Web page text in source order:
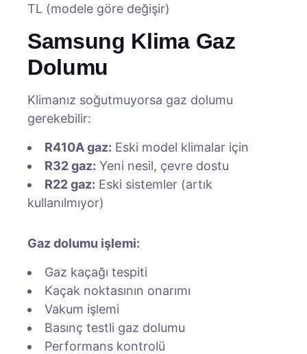
TL (modele göre değişir)
Samsung Klima Gaz
Dolumu
Klimanız soğutmuyorsa gaz dolumu
gerekebilir:
R410A gaz: Eski model klimalar için
R32 gaz: Yeni nesil, çevre dostu
R22 gaz: Eski sistemler (artık
kullanılmıyor)
Gaz dolumu işlemi:
Gaz kaçağı tespiti
Kaçak noktasının onarımı
Vakum işlemi
Basınç testli gaz dolumu
Performans kontrolü